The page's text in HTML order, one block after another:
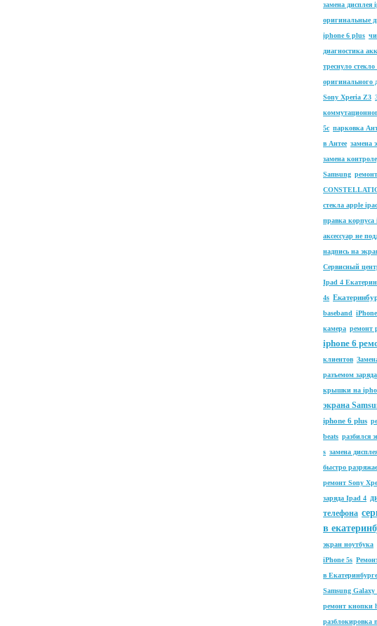
замена дисплея
оригинальные
iphone 6 plus
диагностика
треснуло
оригинального
Sony Xperia Z3
5c парковка
в Антее замена
замена
Samsung
стекла apple
правка корпуса
аксессуар не
надпись на
Сервисный
Ipad 4
4s
baseband
камера ремонт
iphone 6
клиентов
разъемом заряда
крышки на
экрана
iphone 6 plus
beats разбился
s замена
быстро
ремонт Sony
заряда Ipad 4
телефона
в
экран ноутбука
iPhone 5s
в Екатеринбурге
Samsung Galaxy
ремонт кнопки
разблокировка